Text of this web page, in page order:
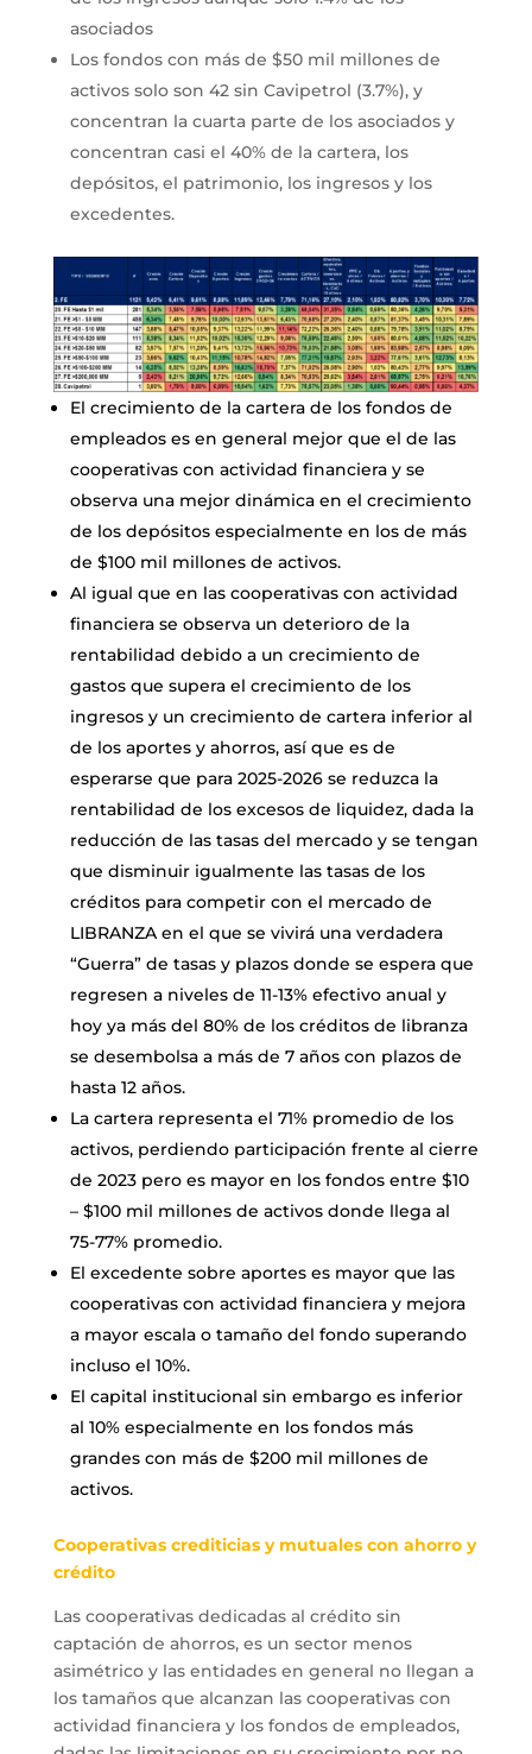
asociados
Los fondos con más de $50 mil millones de
activos solo son 42 sin Cavipetrol (3.7%), y
concentran la cuarta parte de los asociados y
concentran casi el 40% de la cartera, los
depósitos, el patrimonio, los ingresos y los
excedentes.
El crecimiento de la cartera de los fondos de
empleados es en general mejor que el de las
cooperativas con actividad financiera y se
observa una mejor dinámica en el crecimiento
de los depósitos especialmente en los de más
de $100 mil millones de activos.
Al igual que en las cooperativas con actividad
financiera se observa un deterioro de la
rentabilidad debido a un crecimiento de
gastos que supera el crecimiento de los
ingresos y un crecimiento de cartera inferior al
de los aportes y ahorros, así que es de
esperarse que para 2025-2026 se reduzca la
rentabilidad de los excesos de liquidez, dada la
reducción de las tasas del mercado y se tengan
que disminuir igualmente las tasas de los
créditos para competir con el mercado de
LIBRANZA en el que se vivirá una verdadera
“Guerra” de tasas y plazos donde se espera que
regresen a niveles de 11-13% efectivo anual y
hoy ya más del 80% de los créditos de libranza
se desembolsa a más de 7 años con plazos de
hasta 12 años.
La cartera representa el 71% promedio de los
activos, perdiendo participación frente al cierre
de 2023 pero es mayor en los fondos entre $10
– $100 mil millones de activos donde llega al
75-77% promedio.
El excedente sobre aportes es mayor que las
cooperativas con actividad financiera y mejora
a mayor escala o tamaño del fondo superando
incluso el 10%.
El capital institucional sin embargo es inferior
al 10% especialmente en los fondos más
grandes con más de $200 mil millones de
activos.
Cooperativas crediticias y mutuales con ahorro y
crédito
Las cooperativas dedicadas al crédito sin
captación de ahorros, es un sector menos
asimétrico y las entidades en general no llegan a
los tamaños que alcanzan las cooperativas con
actividad financiera y los fondos de empleados,